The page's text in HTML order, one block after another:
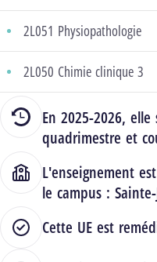
2L051 Physiopathologie
2L050 Chimie clinique 3
En 2025-2026,
quadrimestre et
L'enseignement
le campus :
Cette UE est